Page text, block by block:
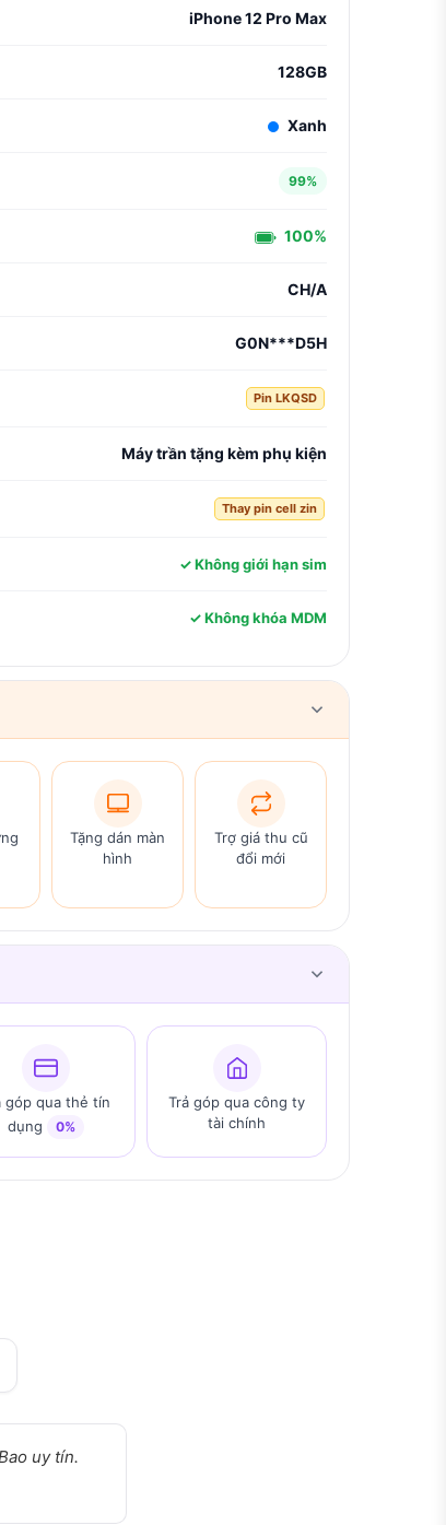
iPhone 12 Pro Max
128GB
Xanh
99%
100%
CH/A
G0N***D5H
Pin LKQSD
Máy trần tặng kèm phụ kiện
Thay pin cell zin
✓ Không giới hạn sim
✓ Không khóa MDM
Tặng dán màn
hình
Trợ giá thu cũ
đổi mới
góp qua thẻ tín
dụng
0%
Trả góp qua công ty
tài chính
uy tín.